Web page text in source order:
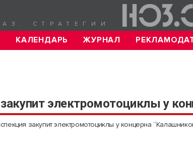
СТРАТЕГИИ
КАЛЕНДАРЬ ЖУРНАЛ
электромотоциклы у
закупит электромотоциклы у концерна